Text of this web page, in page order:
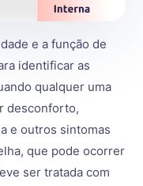
e a função de
identificar as
qualquer uma
desconforto,
e outros sintomas
que pode ocorrer
ser tratada com